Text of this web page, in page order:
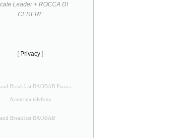
Leader + ROCCA DI
CERERE
[ Privacy ]
and Breakfast BAOBAB Piazza
Armerina telefono
Breakfast BAOBAB